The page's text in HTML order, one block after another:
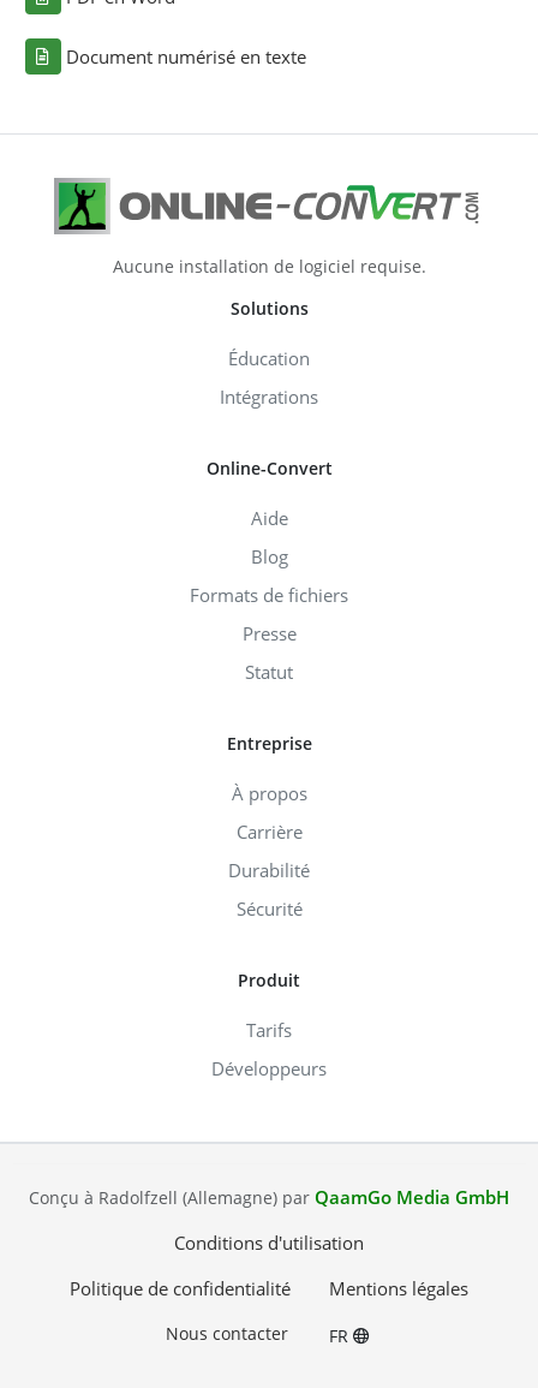
Document numérisé en texte
Aucune installation de logiciel requise.
Solutions
Éducation
Intégrations
Online-Convert
Aide
Blog
Formats de fichiers
Presse
Statut
Entreprise
À propos
Carrière
Durabilité
Sécurité
Produit
Tarifs
Développeurs
Conçu à Radolfzell (Allemagne) par QaamGo Media GmbH
Conditions d'utilisation
Politique de confidentialité
Mentions légales
Nous contacter FR